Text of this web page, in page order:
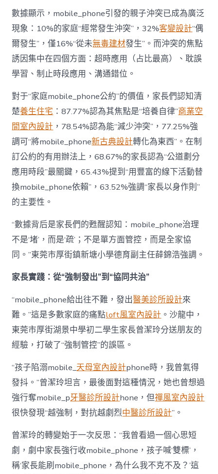
中
數據顯示，mobile_phone引發的親子沖突已成為廣泛
現象：10%的家庭“經常發生沖突”，32%客變設計“偶
爾發生”，僅16%“從未無毒建材發生”。而沖突的焦點
誘因集中在四個方面：超時應用（占比最高）、耽誤
學習、制止時段應用、溝通錯位。
對于“家庭mobile_phone公約”的價值，家長們認知清
楚養生住宅 ：87.77%認為其焦點是“培養自律”商業空
間室內設計 ，78.54%認為能“減少沖突”，77.25%強
調可“將mobile_phone新古典設計轉化為東西”。在制
訂公約的有用辦法上，68.67%的家長認為“公道劃分
應用時段”最關鍵，65.43%提到“用豐富的線下活動替
換mobile_phone依賴”，63.52%強調“家長以身作則”
的主要性。
“數據背后是家長們的甦醒認知：mobile_phone治理
不是‘堵’，而是‘疏’；不是單方面管控，而是全家協
同。”東莞市厚街鎮新塘小學德育副主任薛錦浩強調。
家長實踐：從“強制發出”到“協同共治”
“mobile_phone給出往不難，發出醫美診所設計來
難。”這是多數家庭的痛點loft風室內設計 。沙龍中，
東莞市厚街湖景中學初二學生家長曾潔玲分送朋友的
經驗，打破了“強制管控”的誤區。
“孩子陷溺mobile_天母室內設計phone時，我曾氣得
發抖。”曾潔玲坦言，最後面對這種情況，她也曾想過
強行奪mobile_p牙醫診所設計hone，但禪風室內設計
很快發現“越強制，對抗越劇烈中醫診所設計”。
曾潔玲的轉變始于一次反思：“我曾看過一個心思短
劇，劇中家長強行收mobile_phone，孩子喊‘雙標’，
稱‘家長能刷mobile_phone，為什么我不克不及？’這